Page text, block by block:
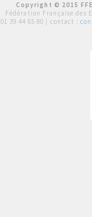
Copyright © 2015
Fédération Française des
01 39 44 65 80 | contact :